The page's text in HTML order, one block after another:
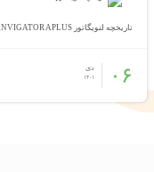
تاریخچه لنویگاتور LANVIGATOR APLUS
۰۶ دی
۱۴۰۱